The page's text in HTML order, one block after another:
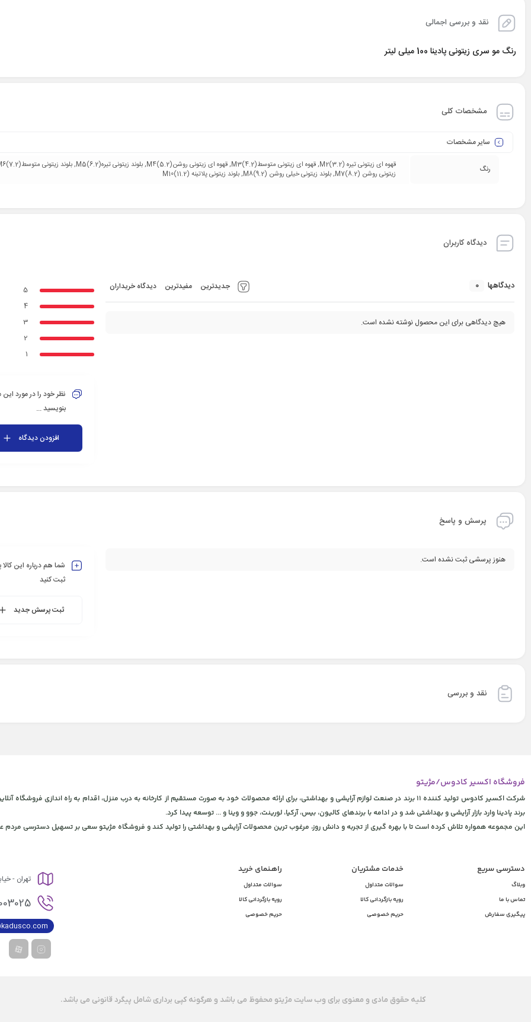
نقد و بررسی اجمالی
رنگ مو سری زیتونی پادینا 100 میلی لیتر
مشخصات کلی
سایر مشخصات
رنگ
زیتونی روشن (8.2)M7, بلوند زیتونی خیلی روشن (9.2)M8, بلوند زیتونی پلاتینه (11.2)M10
دیدگاه کاربران
دیدگاهها 0 جدیدترین مفیدترین دیدگاه خریداران
هیچ دیدگاهی برای این محصول نوشته نشده است.
5
4
3
2
1
نظر خود را در مورد
بنویسید ...
افزودن دیدگاه
پرسش و پاسخ
هنوز پرسشی ثبت نشده است.
شما هم درباره این
ثبت کنید
ثبت پرسش جدید
نقد و بررسی
فروشگاه اکسیر کادوس/مژیتو
شرکت اکسیر کادوس تولید کننده 11 برند در صنعت لوازم آرایشی و بهداشتی، برای ارائه محصولات خود به صورت مستقیم از کارخانه به درب منزل، اقدام به راه اندازی
برند پادینا وارد بازار آرایشی و بهداشتی شد و در ادامه با برندهای کالیون، بیس، آرکیا، لورینت، جوو و وینا و ... توسعه پیدا کرد.
این مجموعه همواره تلاش کرده است تا با بهره گیری از تجربه و دانش روز، مرغوب ترین محصولات آرایشی و بهداشتی را تولید کند و فروشگاه مژیتو سعی بر تسهیل دسترسی مردم
دسترسی سریع
وبلاگ
تماس با ما
پیگیری سفارش
خدمات مشتریان
سوالات متداول
رویه بازگردانی کالا
حریم خصوصی
راهـنمای خرید
سوالات متداول
رویه بازگردانی کالا
حریم خصوصی
تهران -
کلیه حقوق مادی و معنوی برای وب سایت مژیتو محفوظ می باشد و هرگونه کپی برداری شامل پیگرد قانونی می باشد.